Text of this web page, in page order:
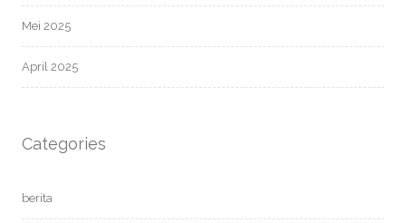
Mei 2025
April 2025
Categories
berita